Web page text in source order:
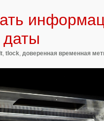
, tlock, доверенная временная